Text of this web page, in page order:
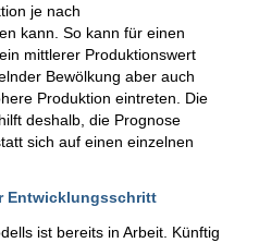
je nach
kann. So kann für einen
mittlerer Produktionswert
Bewölkung aber auch
Produktion eintreten. Die
deshalb, die Prognose
sich auf einen einzelnen
Entwicklungsschritt
ist bereits in Arbeit. Künftig